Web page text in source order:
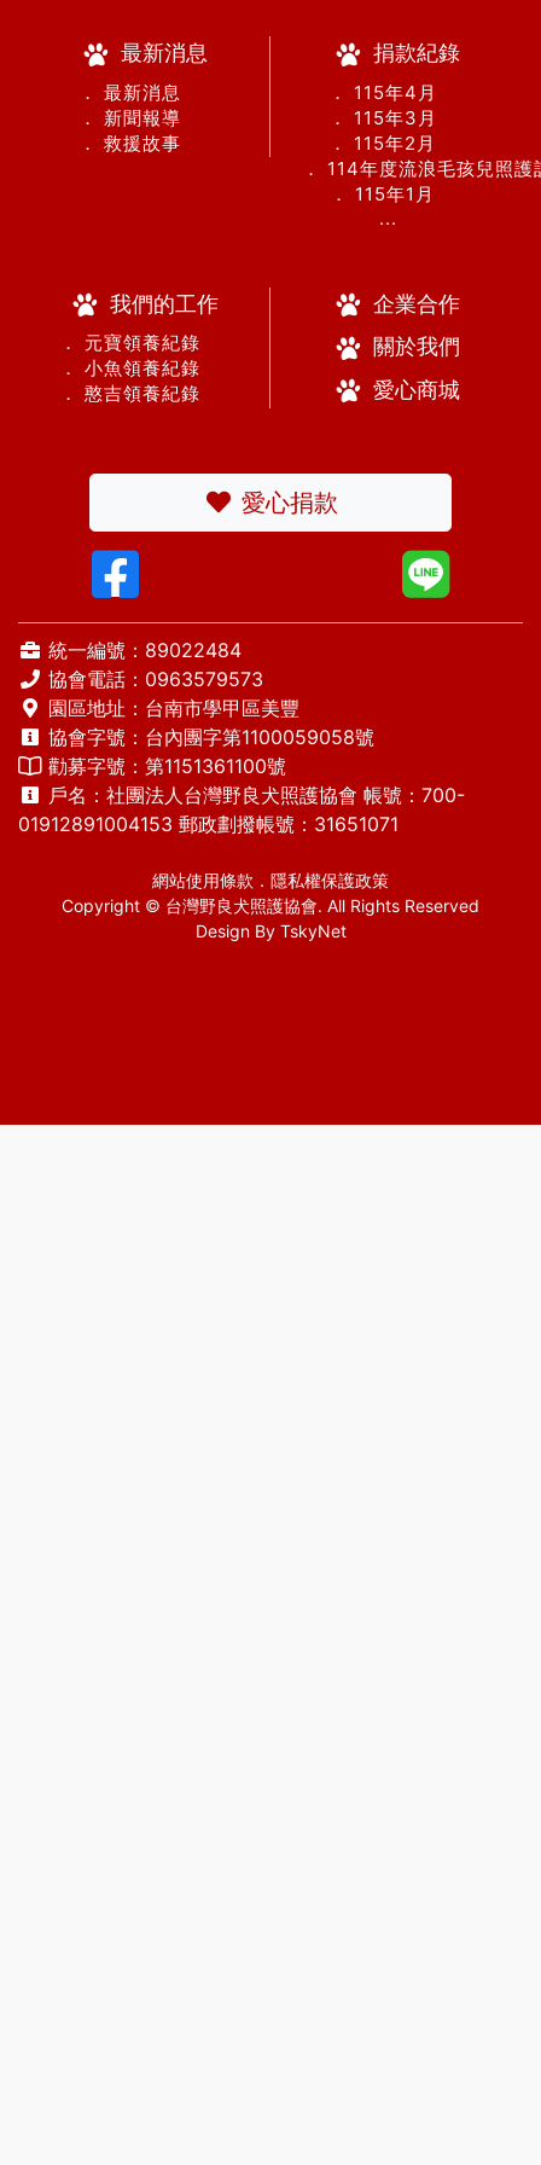
最新消息
． 最新消息
． 新聞報導
． 救援故事
捐款紀錄
． 115年4月
． 115年3月
． 115年2月
． 114年度流浪毛孩兒照
． 115年1月
...
我們的工作
． 元寶領養紀錄
． 小魚領養紀錄
． 憨吉領養紀錄
企業合作
關於我們
愛心商城
愛心捐款
統一編號：89022484
協會電話： 0963579573
園區地址：台南市學甲區美豐
協會字號：台內團字第1100059058號
勸募字號：第1151361100號
戶名：社團法人台灣野良犬照護協會 帳號：700-
01912891004153 郵政劃撥帳號：31651071
網站使用條款 ． 隱私權保護政策
Copyright © 台灣野良犬照護協會. All Rights Reserved
Design By TskyNet